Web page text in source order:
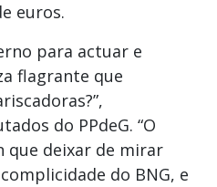
euros.
para actuar e
flagrante que
do PPdeG. “O
que deixar de mirar
do BNG, e